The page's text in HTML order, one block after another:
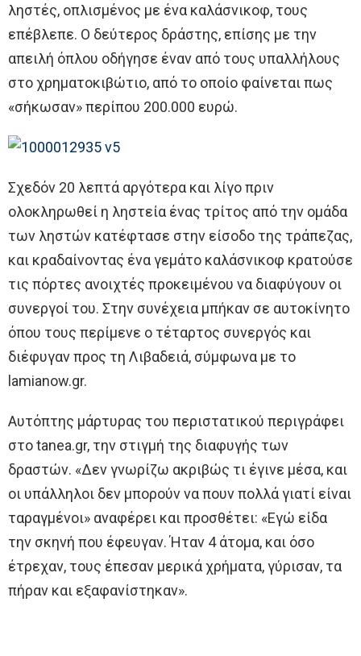
ληστές, οπλισμένος με ένα καλάσνικοφ, τους
επέβλεπε. Ο δεύτερος δράστης, επίσης με την
απειλή όπλου οδήγησε έναν από τους υπαλλήλους
στο χρηματοκιβώτιο, από το οποίο φαίνεται πως
«σήκωσαν» περίπου 200.000 ευρώ.
Σχεδόν 20 λεπτά αργότερα και λίγο πριν
ολοκληρωθεί η ληστεία ένας τρίτος από την ομάδα
των ληστών κατέφτασε στην είσοδο της τράπεζας,
και κραδαίνοντας ένα γεμάτο καλάσνικοφ κρατούσε
τις πόρτες ανοιχτές προκειμένου να διαφύγουν οι
συνεργοί του. Στην συνέχεια μπήκαν σε αυτοκίνητο
όπου τους περίμενε ο τέταρτος συνεργός και
διέφυγαν προς τη Λιβαδειά, σύμφωνα με το
lamianow.gr.
Αυτόπτης μάρτυρας του περιστατικού περιγράφει
στο tanea.gr, την στιγμή της διαφυγής των
δραστών. «Δεν γνωρίζω ακριβώς τι έγινε μέσα, και
οι υπάλληλοι δεν μπορούν να πουν πολλά γιατί είναι
ταραγμένοι» αναφέρει και προσθέτει: «Εγώ είδα
την σκηνή που έφευγαν. Ήταν 4 άτομα, και όσο
έτρεχαν, τους έπεσαν μερικά χρήματα, γύρισαν, τα
πήραν και εξαφανίστηκαν».